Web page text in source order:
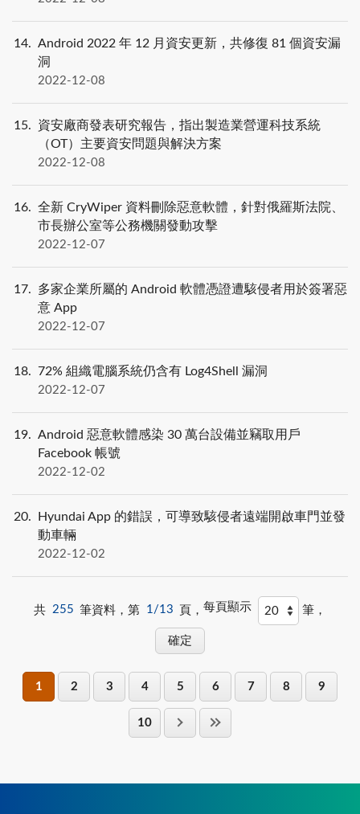
14
Android 2022 年 12 月資安更新，共修復 81 個資安漏
洞
2022-12-08
15
資安廠商發表研究報告，指出製造業營運科技系統
（OT）主要資安問題與解決方案
2022-12-08
16
全新 CryWiper 資料刪除惡意軟體，針對俄羅斯法院、
市長辦公室等公務機關發動攻擊
2022-12-07
17
多家企業所屬的 Android 軟體憑證遭駭侵者用於簽署惡
意 App
2022-12-07
18 72% 組織電腦系統仍含有 Log4Shell 漏洞
2022-12-07
19
Android 惡意軟體感染 30 萬台設備並竊取用戶
Facebook 帳號
2022-12-02
20
Hyundai App 的錯誤，可導致駭侵者遠端開啟車門並發
動車輛
2022-12-02
共 255 筆資料，第 1/13 頁， 每頁顯示 筆，
1 2 3 4 5 6 7 8 9
10